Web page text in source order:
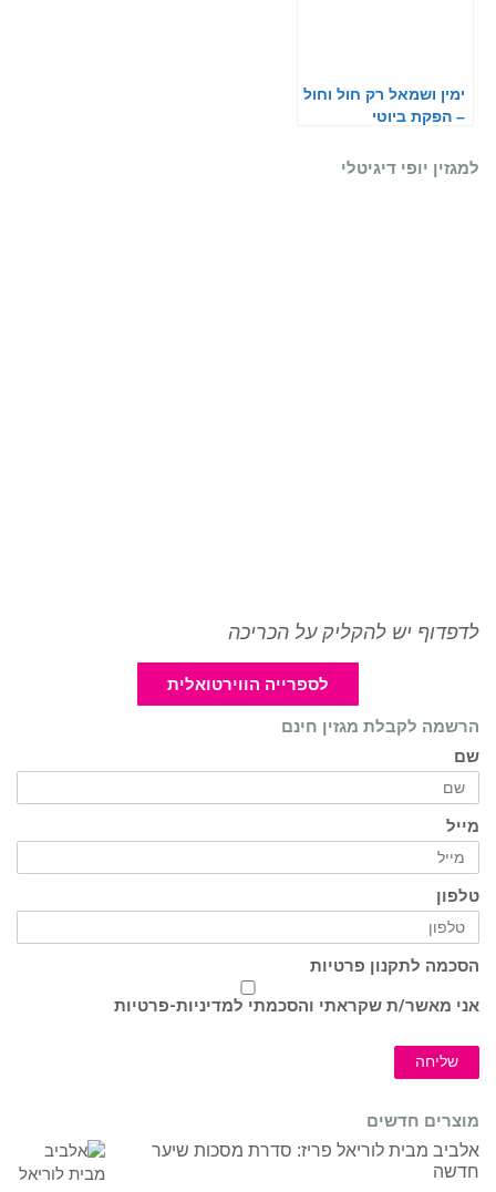
ימין ושמאל רק חול וחול
– הפקת ביוטי
למגזין יופי דיגיטלי
לדפדוף יש להקליק על הכריכה
לספרייה הווירטואלית
הרשמה לקבלת מגזין חינם
שם
מייל
טלפון
הסכמה לתקנון פרטיות
אני מאשר/ת שקראתי והסכמתי למדיניות-פרטיות
שליחה
מוצרים חדשים
אלביב מבית לוריאל פריז: סדרת מסכות שיער
חדשה